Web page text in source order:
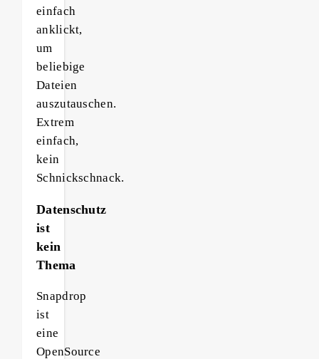
einfach
anklickt,
um
beliebige
Dateien
auszutauschen.
Extrem
einfach,
kein
Schnickschnack.
Datenschutz
ist
kein
Thema
Snapdrop
ist
eine
OpenSource